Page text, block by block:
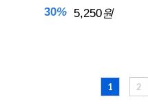
30% 5,250원
1 2